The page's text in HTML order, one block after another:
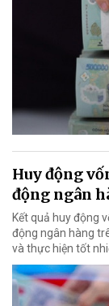
Huy động
động ngân
Kết quả huy động
động ngân hàng
và thực hiện tốt